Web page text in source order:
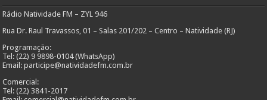
Rádio Natividade FM – ZYL 946
Rua Dr. Raul Travassos, 01 – Salas 201/202 – Centro – Natividade (RJ)
Programação:
Tel: (22) 9 9898-0104 (WhatsApp)
Email: participe@natividadefm.com.br
Comercial:
Tel: (22) 3841-2017